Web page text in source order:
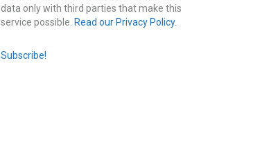
data only with third parties that make this
service possible. Read our Privacy Policy.